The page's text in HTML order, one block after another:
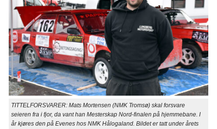
TITTELFORSVARER: Mats Mortensen (NMK Tromsø) skal forsvare
seieren fra i fjor, da vant han Mesterskap Nord-finalen på hjemmebane. I
år kjøres den på Evenes hos NMK Hålogaland. Bildet er tatt under årets